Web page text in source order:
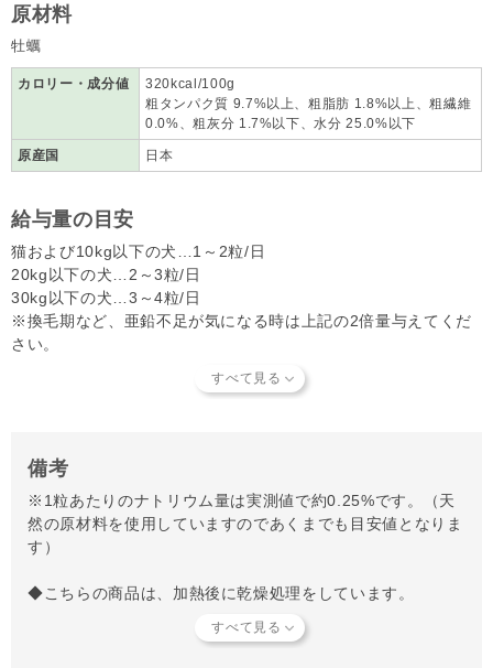
原材料
牡蠣
カロリー・成分値
320kcal/100g
粗タンパク質 9.7%以上、粗脂肪 1.8%以上、粗繊維
0.0%、粗灰分 1.7%以下、水分 25.0%以下
原産国 日本
給与量の目安
猫および10kg以下の犬…1～2粒/日
20kg以下の犬…2～3粒/日
30kg以下の犬…3～4粒/日
※換毛期など、亜鉛不足が気になる時は上記の2倍量与えてくだ
さい。
備考
※1粒あたりのナトリウム量は実測値で約0.25%です。（天
然の原材料を使用していますのであくまでも目安値となりま
す）
◆こちらの商品は、加熱後に乾燥処理をしています。